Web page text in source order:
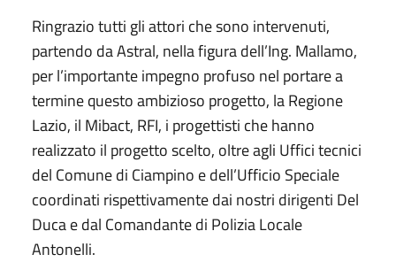
Ringrazio tutti gli attori che sono intervenuti,
partendo da Astral, nella figura dell’Ing. Mallamo,
per l’importante impegno profuso nel portare a
termine questo ambizioso progetto, la Regione
Lazio, il Mibact, RFI, i progettisti che hanno
realizzato il progetto scelto, oltre agli Uffici tecnici
del Comune di Ciampino e dell’Ufficio Speciale
coordinati rispettivamente dai nostri dirigenti Del
Duca e dal Comandante di Polizia Locale
Antonelli.